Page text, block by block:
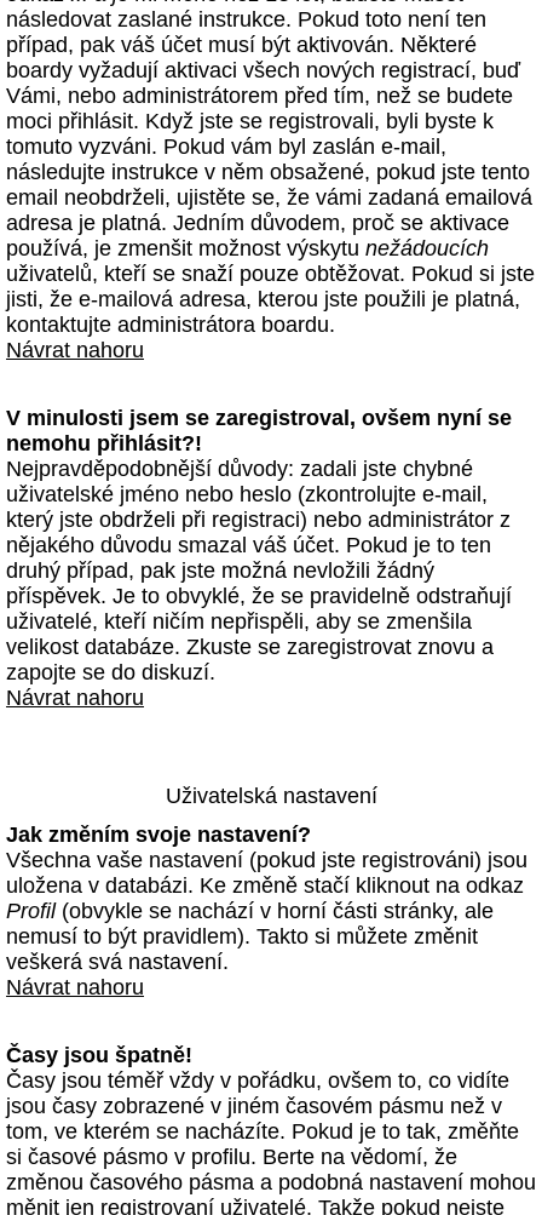
následovat zaslané instrukce. Pokud toto není ten
případ, pak váš účet musí být aktivován. Některé
boardy vyžadují aktivaci všech nových registrací, buď
Vámi, nebo administrátorem před tím, než se budete
moci přihlásit. Když jste se registrovali, byli byste k
tomuto vyzváni. Pokud vám byl zaslán e-mail,
následujte instrukce v něm obsažené, pokud jste tento
email neobdrželi, ujistěte se, že vámi zadaná emailová
adresa je platná. Jedním důvodem, proč se aktivace
používá, je zmenšit možnost výskytu nežádoucích
uživatelů, kteří se snaží pouze obtěžovat. Pokud si jste
jisti, že e-mailová adresa, kterou jste použili je platná,
kontaktujte administrátora boardu.
Návrat nahoru
V minulosti jsem se zaregistroval, ovšem nyní se
nemohu přihlásit?!
Nejpravděpodobnější důvody: zadali jste chybné
uživatelské jméno nebo heslo (zkontrolujte e-mail,
který jste obdrželi při registraci) nebo administrátor z
nějakého důvodu smazal váš účet. Pokud je to ten
druhý případ, pak jste možná nevložili žádný
příspěvek. Je to obvyklé, že se pravidelně odstraňují
uživatelé, kteří ničím nepřispěli, aby se zmenšila
velikost databáze. Zkuste se zaregistrovat znovu a
zapojte se do diskuzí.
Návrat nahoru
Uživatelská nastavení
Jak změním svoje nastavení?
Všechna vaše nastavení (pokud jste registrováni) jsou
uložena v databázi. Ke změně stačí kliknout na odkaz
Profil(obvykle se nachází v horní části stránky, ale
nemusí to být pravidlem). Takto si můžete změnit
veškerá svá nastavení.
Návrat nahoru
Časy jsou špatně!
Časy jsou téměř vždy v pořádku, ovšem to, co vidíte
jsou časy zobrazené v jiném časovém pásmu než v
tom, ve kterém se nacházíte. Pokud je to tak, změňte
si časové pásmo v profilu. Berte na vědomí, že
změnou časového pásma a podobná nastavení mohou
měnit jen registrovaní uživatelé. Takže pokud nejste